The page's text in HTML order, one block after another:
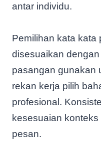
antar individu.
Pemilihan kata kata
disesuaikan
pasangan gunakan
rekan kerja pilih
profesional.
kesesuaian
pesan.